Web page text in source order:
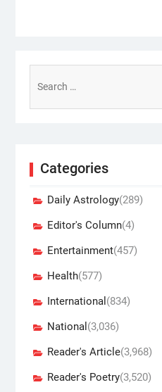
for:
Categories
Daily Astrology(289)
Editor's Column(4)
Entertainment(457)
Health(577)
International (834)
National (3,036)
Reader's Article(3,968)
Reader's Poetry(3,520)